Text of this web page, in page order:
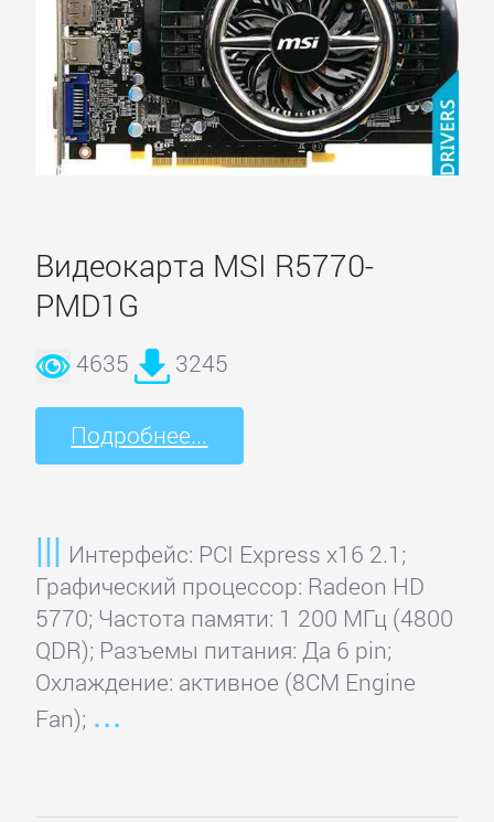
Видеокарта MSI R5770-
PMD1G
4635 3245
Подробнее...
Интерфейс: PCI Express x16 2.1;
Графический процессор: Radeon HD
5770; Частота памяти: 1 200 МГц (4800
QDR); Разъемы питания: Да 6 pin;
Охлаждение: активное (8CM Engine
Fan);